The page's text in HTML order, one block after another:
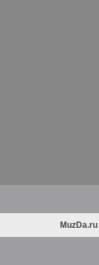
MuzDa.ru